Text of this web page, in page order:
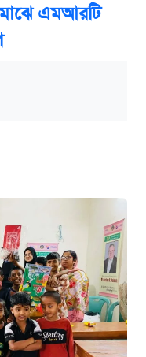
মাঝে এমআরটি